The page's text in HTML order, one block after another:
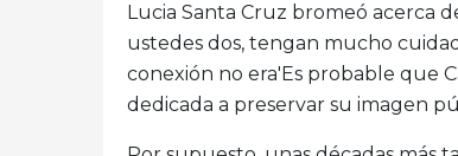
Lucia Santa Cruz bromeó acerca
ustedes dos, tengan mucho
conexión no era'Es probable que
dedicada a preservar su imagen